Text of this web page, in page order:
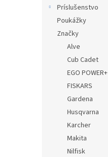
Príslušenstvo
Poukážky
Značky
Alve
Cub Cadet
EGO POWER+
FISKARS
Gardena
Husqvarna
Karcher
Makita
Nilfisk